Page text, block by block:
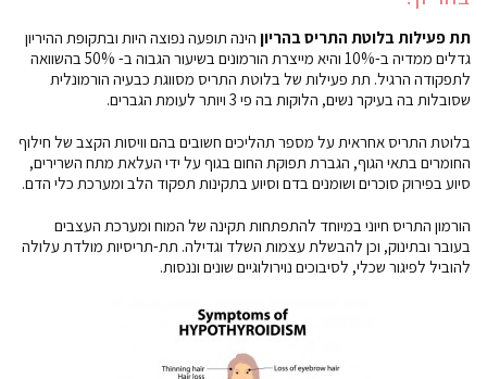
תת פעילות בלוטת התריס בהריון הינה תופעה נפוצה היות ובתקופת ההיריון
גדלים ממדיה ב-10% והיא מייצרת הורמונים בשיעור הגבוה ב- 50% בהשוואה
לתפקודה הרגיל. תת פעילות של בלוטת התריס מסווגת כבעיה הורמונלית
שסובלות בה בעיקר נשים, הלוקות בה פי 3 ויותר לעומת הגברים.
בלוטת התריס אחראית על מספר תהליכים חשובים בהם וויסות הקצב של חילוף
החומרים בתאי הגוף, הגברת תפוקת החום בגוף על ידי העלאת מתח השרירים,
סיוע בפירוק סוכרים ושומנים בדם וסיוע בתקינות תפקוד הלב ומערכת כלי הדם.
הורמון התריס חיוני במיוחד להתפתחות תקינה של המוח ומערכת העצבים
בעובר ובתינוק, וכן להבשלת עצמות השלד וגדילה. תת-תריסיות מולדת עלולה
להוביל לפיגור שכלי, לסיבוכים נוירולוגיים שונים וננסות.